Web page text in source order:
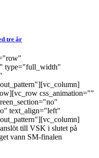
tre år
type="full_width"
css_animation=""
text_align="left"
till VSK i slutet på
vann SM-finalen